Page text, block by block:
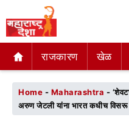
राजकारण खेळ
राजकारण खेळ
Home - Maharashtra -
अरुण जेटली यांना भारत कधीच विसरू